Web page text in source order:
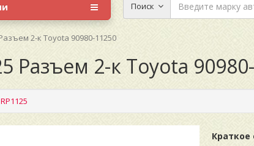
Поиск
2-к Toyota 90980-11250
Разъем 2-к Toyota
RP1125
Краткое